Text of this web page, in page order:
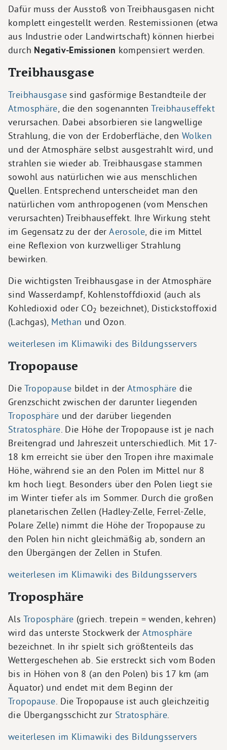
Dafür muss der Ausstoß von Treibhausgasen nicht
komplett eingestellt werden. Restemissionen (etwa
aus Industrie oder Landwirtschaft) können hierbei
durch Negativ-Emissionen kompensiert werden.
Treibhausgase
Treibhausgasesind gasförmige Bestandteile der
Atmosphäre, die den sogenanntenTreibhauseffekt
verursachen. Dabei absorbieren sie langwellige
Strahlung, die von der Erdoberfläche, den Wolken
und der Atmosphäre selbst ausgestrahlt wird, und
strahlen sie wieder ab. Treibhausgase stammen
sowohl aus natürlichen wie aus menschlichen
Quellen. Entsprechend unterscheidet man den
natürlichen vom anthropogenen (vom Menschen
verursachten) Treibhauseffekt. Ihre Wirkung steht
im Gegensatz zu der derAerosole, die im Mittel
eine Reflexion von kurzwelliger Strahlung
bewirken.
Die wichtigsten Treibhausgase in der Atmosphäre
sind Wasserdampf, Kohlenstoffdioxid (auch als
Kohledioxid oder CO2 bezeichnet), Distickstoffoxid
(Lachgas), Methan und Ozon.
weiterlesen im Klimawiki des Bildungsservers
Tropopause
Die Tropopause bildet in derAtmosphäre die
Grenzschicht zwischen der darunter liegenden
Troposphäre und der darüber liegenden
Stratosphäre. Die Höhe der Tropopause ist je nach
Breitengrad und Jahreszeit unterschiedlich. Mit 17-
18 km erreicht sie über den Tropen ihre maximale
Höhe, während sie an den Polen im Mittel nur 8
km hoch liegt. Besonders über den Polen liegt sie
im Winter tiefer als im Sommer. Durch die großen
planetarischen Zellen (Hadley-Zelle, Ferrel-Zelle,
Polare Zelle) nimmt die Höhe der Tropopause zu
den Polen hin nicht gleichmäßig ab, sondern an
den Übergängen der Zellen in Stufen.
weiterlesen im Klimawiki des Bildungsservers
Troposphäre
Als Troposphäre (griech. trepein = wenden, kehren)
wird das unterste Stockwerk derAtmosphäre
bezeichnet. In ihr spielt sich größtenteils das
Wettergeschehen ab. Sie erstreckt sich vom Boden
bis in Höhen von 8 (an den Polen) bis 17 km (am
Äquator) und endet mit dem Beginn der
Tropopause. Die Tropopause ist auch gleichzeitig
die Übergangsschicht zur Stratosphäre.
weiterlesen im Klimawiki des Bildungsservers